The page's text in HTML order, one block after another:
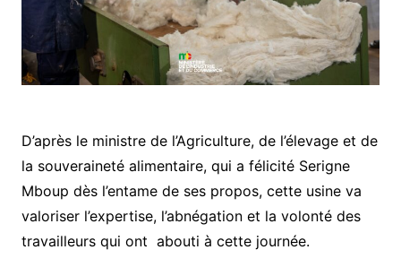
D’après le ministre de l’Agriculture, de l’élevage et de
la souveraineté alimentaire, qui a félicité Serigne
Mboup dès l’entame de ses propos, cette usine va
valoriser l’expertise, l’abnégation et la volonté des
travailleurs qui ont abouti à cette journée.